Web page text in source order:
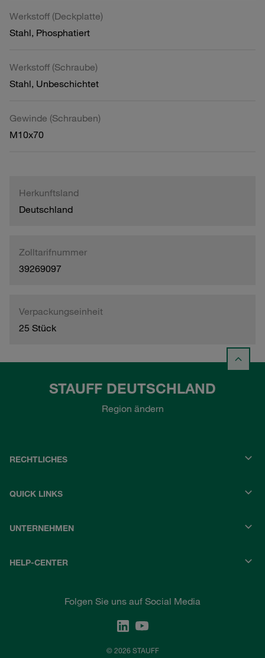
Werkstoff (Deckplatte)
Stahl, Phosphatiert
Werkstoff (Schraube)
Stahl, Unbeschichtet
Gewinde (Schrauben)
M10x70
Herkunftsland
Deutschland
Zolltarifnummer
39269097
Verpackungseinheit
25 Stück
STAUFF DEUTSCHLAND
Region ändern
RECHTLICHES
QUICK LINKS
UNTERNEHMEN
HELP-CENTER
Folgen Sie uns auf Social Media
© 2026 STAUFF